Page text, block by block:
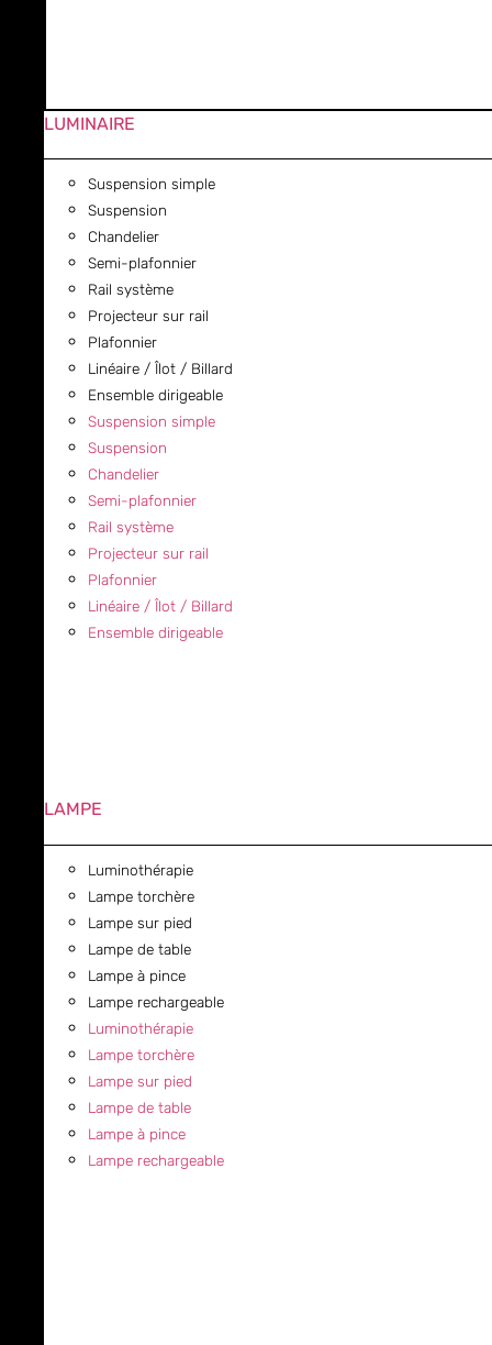
LUMINAIRE
Suspension simple
Suspension
Chandelier
Semi-plafonnier
Rail système
Projecteur sur rail
Plafonnier
Linéaire / Îlot / Billard
Ensemble dirigeable
Suspension simple
Suspension
Chandelier
Semi-plafonnier
Rail système
Projecteur sur rail
Plafonnier
Linéaire / Îlot / Billard
Ensemble dirigeable
LAMPE
Luminothérapie
Lampe torchère
Lampe sur pied
Lampe de table
Lampe à pince
Lampe rechargeable
Luminothérapie
Lampe torchère
Lampe sur pied
Lampe de table
Lampe à pince
Lampe rechargeable